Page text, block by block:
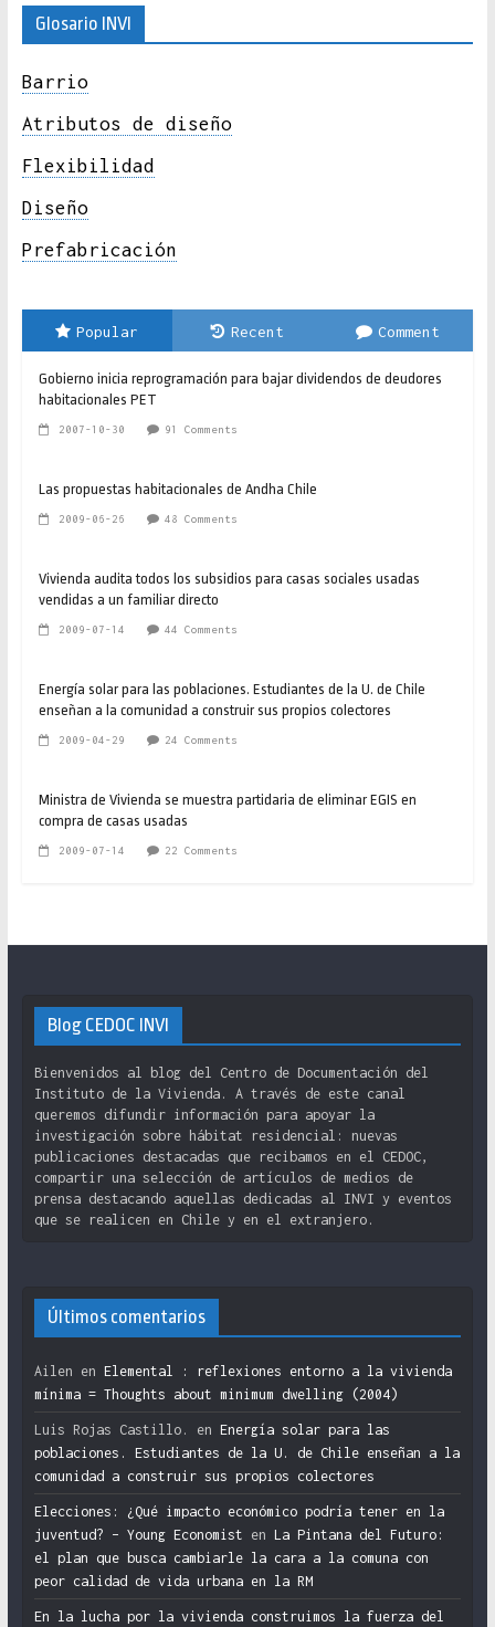
Glosario INVI
Barrio
Atributos de diseño
Flexibilidad
Diseño
Prefabricación
Popular Recent Comment
Gobierno inicia reprogramación para bajar dividendos de deudores
habitacionales PET
2007-10-30 91 Comments
Las propuestas habitacionales de Andha Chile
2009-06-26 48 Comments
Vivienda audita todos los subsidios para casas sociales usadas
vendidas a un familiar directo
2009-07-14 44 Comments
Energía solar para las poblaciones. Estudiantes de la U. de Chile
enseñan a la comunidad a construir sus propios colectores
2009-04-29 24 Comments
Ministra de Vivienda se muestra partidaria de eliminar EGIS en
compra de casas usadas
2009-07-14 22 Comments
Blog CEDOC INVI
Bienvenidos al blog del Centro de Documentación del
Instituto de la Vivienda. A través de este canal
queremos difundir información para apoyar la
investigación sobre hábitat residencial: nuevas
publicaciones destacadas que recibamos en el CEDOC,
compartir una selección de artículos de medios de
prensa destacando aquellas dedicadas al INVI y eventos
que se realicen en Chile y en el extranjero.
Últimos comentarios
Ailen en Elemental : reflexiones entorno a la vivienda
mínima = Thoughts about minimum dwelling (2004)
Luis Rojas Castillo. en Energía solar para las
poblaciones. Estudiantes de la U. de Chile enseñan a la
comunidad a construir sus propios colectores
Elecciones: ¿Qué impacto económico podría tener en la
juventud? – Young Economist en La Pintana del Futuro:
el plan que busca cambiarle la cara a la comuna con
peor calidad de vida urbana en la RM
En la lucha por la vivienda construimos la fuerza del